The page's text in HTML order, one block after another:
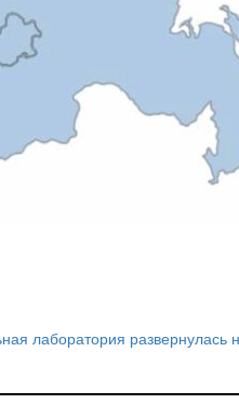
лаборатория развернулась